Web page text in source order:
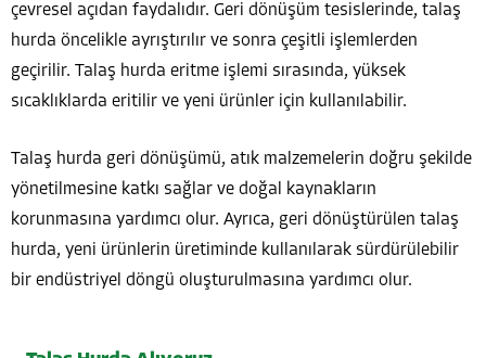
çevresel açıdan faydalıdır. Geri dönüşüm tesislerinde, talaş
hurda öncelikle ayrıştırılır ve sonra çeşitli işlemlerden
geçirilir. Talaş hurda eritme işlemi sırasında, yüksek
sıcaklıklarda eritilir ve yeni ürünler için kullanılabilir.
Talaş hurda geri dönüşümü, atık malzemelerin doğru şekilde
yönetilmesine katkı sağlar ve doğal kaynakların
korunmasına yardımcı olur. Ayrıca, geri dönüştürülen talaş
hurda, yeni ürünlerin üretiminde kullanılarak sürdürülebilir
bir endüstriyel döngü oluşturulmasına yardımcı olur.